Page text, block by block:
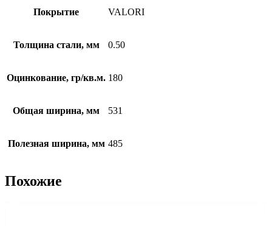
Покрытие VALORI
Толщина стали, мм 0.50
Оцинкование, гр/кв.м. 180
Общая ширина, мм 531
Полезная ширина, мм 485
Похожие